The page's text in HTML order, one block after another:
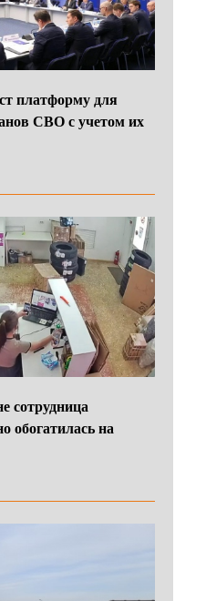
платформу для
СВО с учетом их
сотрудница
обогатилась на